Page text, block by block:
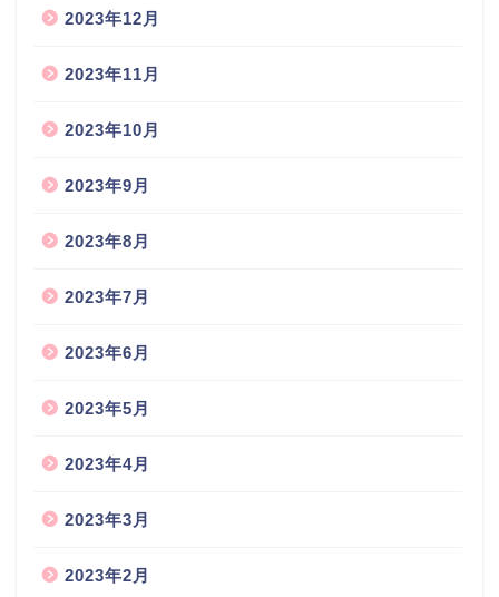
2023年12月
2023年11月
2023年10月
2023年9月
2023年8月
2023年7月
2023年6月
2023年5月
2023年4月
2023年3月
2023年2月